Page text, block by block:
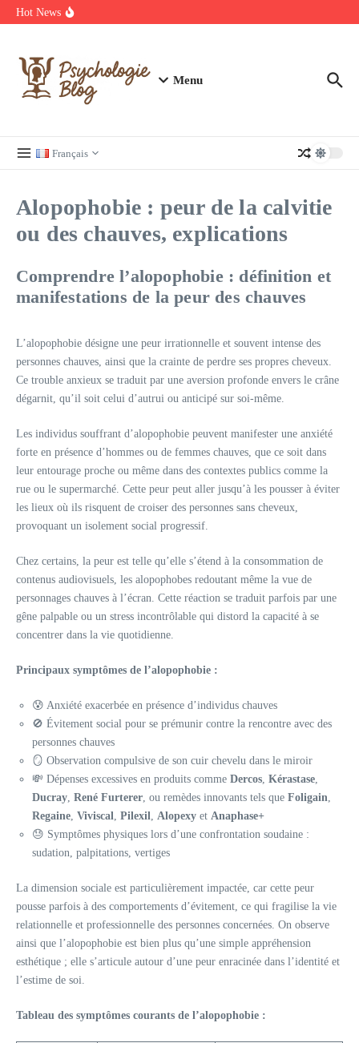
Aller au contenu
Hot News
Regardez Films et Séries en Streaming sur Wiflix
Menu
Français
Alopophobie : peur de la calvitie
ou des chauves, explications
Comprendre l’alopophobie : définition et
manifestations de la peur des chauves
L’alopophobie désigne une peur irrationnelle et souvent intense des
personnes chauves, ainsi que la crainte de perdre ses propres cheveux.
Ce trouble anxieux se traduit par une aversion profonde envers le crâne
dégarnit, qu’il soit celui d’autrui ou anticipé sur soi-même.
Les individus souffrant d’alopophobie peuvent manifester une anxiété
forte en présence d’hommes ou de femmes chauves, que ce soit dans
leur entourage proche ou même dans des contextes publics comme la
rue ou le supermarché. Cette peur peut aller jusqu’à les pousser à éviter
les lieux où ils risquent de croiser des personnes sans cheveux,
provoquant un isolement social progressif.
Chez certains, la peur est telle qu’elle s’étend à la consommation de
contenus audiovisuels, les alopophobes redoutant même la vue de
personnages chauves à l’écran. Cette réaction se traduit parfois par une
gêne palpable ou un stress incontrôlable qui distord la capacité à se
concentrer dans la vie quotidienne.
Principaux symptômes de l’alopophobie :
😰 Anxiété exacerbée en présence d’individus chauves
🚫 Évitement social pour se prémunir contre la rencontre avec des
personnes chauves
🪞 Observation compulsive de son cuir chevelu dans le miroir
💸 Dépenses excessives en produits comme Dercos, Kérastase,
Ducray, René Furterer, ou remèdes innovants tels que Foligain,
Regaine, Viviscal, Pilexil, Alopexy et Anaphase+
😓 Symptômes physiques lors d’une confrontation soudaine :
sudation, palpitations, vertiges
La dimension sociale est particulièrement impactée, car cette peur
pousse parfois à des comportements d’évitement, ce qui fragilise la vie
relationnelle et professionnelle des personnes concernées. On observe
ainsi que l’alopophobie est bien plus qu’une simple appréhension
esthétique ; elle s’articule autour d’une peur enracinée dans l’identité et
l’estime de soi.
Tableau des symptômes courants de l’alopophobie :